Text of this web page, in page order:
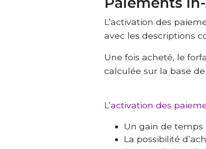
L’activation des
avec les descriptions
Une fois acheté, le
calculée sur la base
L’activation des
Un gain de temps
La possibilité